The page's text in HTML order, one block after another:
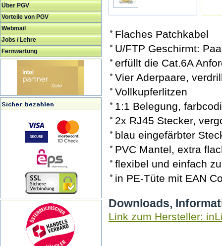
Über PGV
Vorteile von PGV
Webmail
Jobs / Lehre
Fernwartung
Flaches Patchkabel
U/FTP Geschirmt:
erfüllt die Cat.6A
Vier Aderpaare,
Vollkupferlitzen
1:1 Belegung,
2x RJ45 Stecker,
blau eingefärbter
PVC Mantel, extra
flexibel und einfach
in PE-Tüte mit EAN
Downloads,
Link zum Hersteller: